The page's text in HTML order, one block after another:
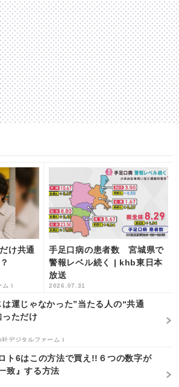
け共通
ム )
手足口病の患者数 宮城県で
警報レベル続く | khb東日本
放送
2026.07.31
は運じゃなかった”当たる人の“共通
っただけ
社デジタルファーム )
ト6はこの方法で買え!!６つの数字が
致』する方法